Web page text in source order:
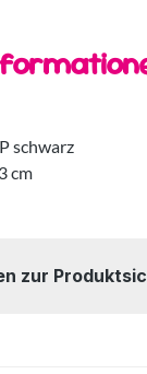
schwarz
cm
zur